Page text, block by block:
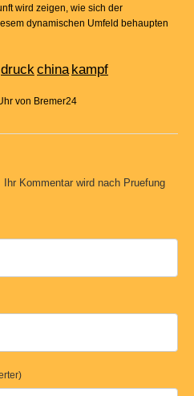
wird zeigen, wie sich der
dynamischen Umfeld behaupten
druckchina kampf
von Bremer24
Kommentar wird nach Pruefung